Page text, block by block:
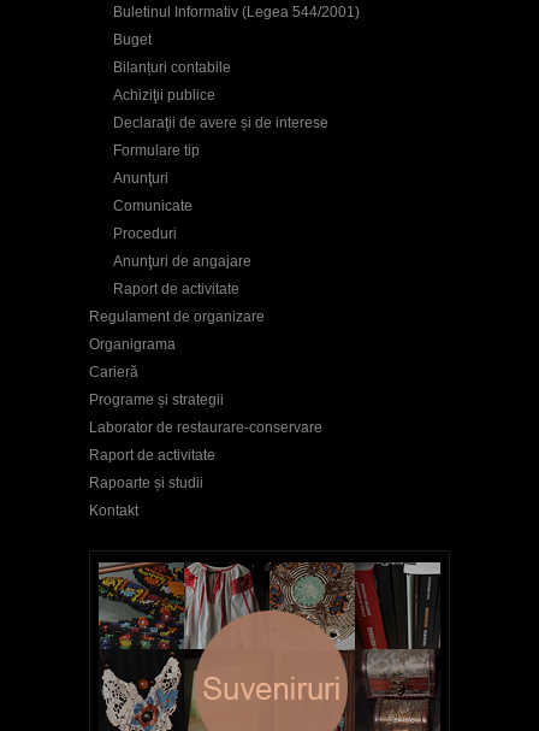
Buletinul Informativ (Legea 544/2001)
Buget
Bilanțuri contabile
Achiziţii publice
Declaraţii de avere și de interese
Formulare tip
Anunţuri
Comunicate
Proceduri
Anunţuri de angajare
Raport de activitate
Regulament de organizare
Organigrama
Carieră
Programe și strategii
Laborator de restaurare-conservare
Raport de activitate
Rapoarte și studii
Kontakt